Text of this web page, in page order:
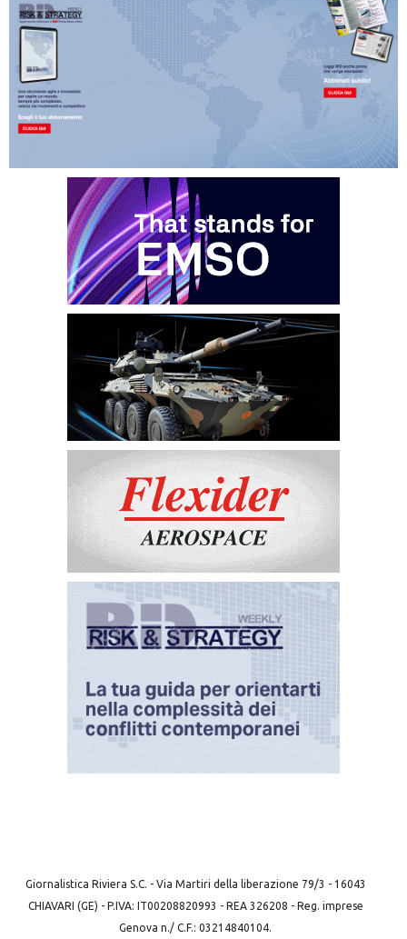
Giornalistica Riviera S.C. - Via Martiri della liberazione 79/3 - 16043
CHIAVARI (GE) - P.IVA: IT00208820993 - REA 326208 - Reg. imprese
Genova n./ C.F.: 03214840104.